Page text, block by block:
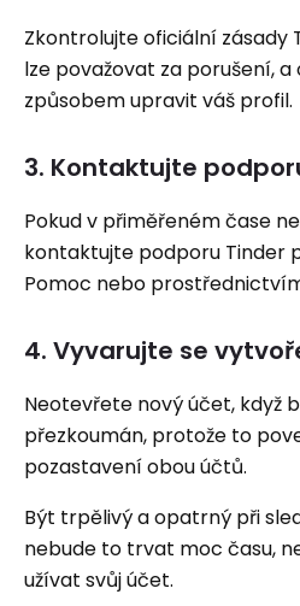
Zkontrolujte oficiální zásady
lze považovat za porušení,
způsobem upravit váš profil.
3. Kontaktujte
Pokud v přiměřeném čase
kontaktujte podporu
Pomoc nebo
4. Vyvarujte se
Neotevřete nový účet, když
přezkoumán, protože to
pozastavení obou účtů.
Být trpělivý a opatrný při
nebude to trvat moc času,
užívat svůj účet.